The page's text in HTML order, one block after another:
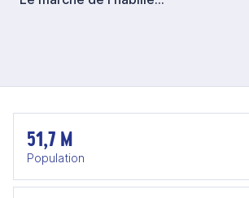
51,7 M
Population